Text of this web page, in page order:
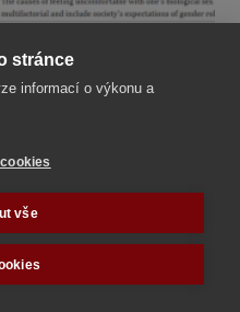
stránce
informací o výkonu a
vše